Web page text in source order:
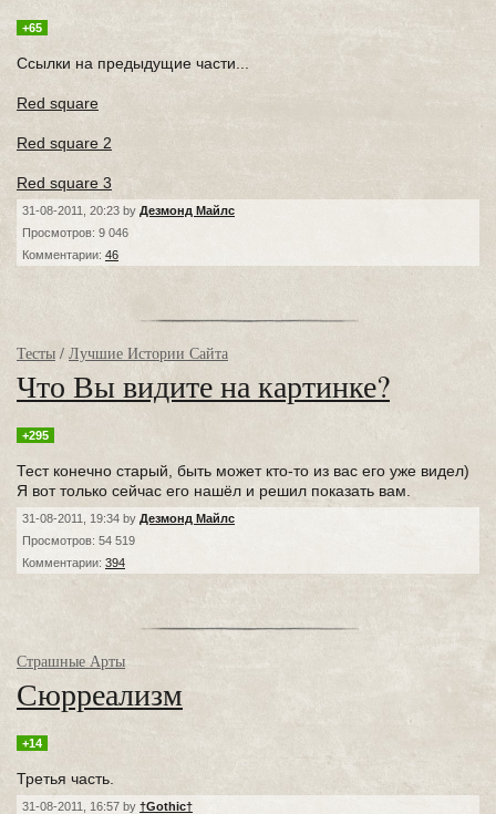
+65
Ссылки на предыдущие части...
Red square
Red square 2
Red square 3
31-08-2011, 20:23 by Дезмонд Майлс
Просмотров: 9 046
Комментарии: 46
Тесты / Лучшие Истории Сайта
Что Вы видите на картинке?
+295
Тест конечно старый, быть может кто-то из вас его уже видел)
Я вот только сейчас его нашёл и решил показать вам.
31-08-2011, 19:34 by Дезмонд Майлс
Просмотров: 54 519
Комментарии: 394
Страшные Арты
Сюрреализм
+14
Третья часть.
31-08-2011, 16:57 by †Gothic†